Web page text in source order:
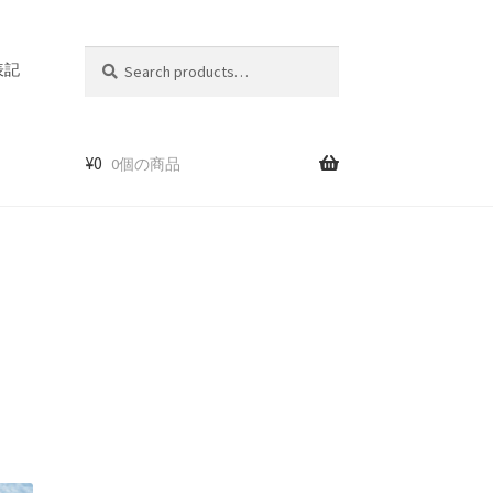
記
for:
¥0 0個の商品